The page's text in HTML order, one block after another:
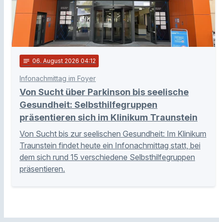
notes 06. August 2026 04:12
Infonachmittag im Foyer
Von Sucht über Parkinson bis seelische
Gesundheit: Selbsthilfegruppen
präsentieren sich im Klinikum Traunstein
Von Sucht bis zur seelischen Gesundheit: Im Klinikum
Traunstein findet heute ein Infonachmittag statt, bei
dem sich rund 15 verschiedene Selbsthilfegruppen
präsentieren.